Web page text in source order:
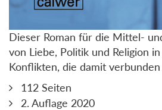
Dieser Roman für die Mittel-
von Liebe, Politik und Religion
Konflikten, die damit verbunden
112 Seiten
2. Auflage 2020